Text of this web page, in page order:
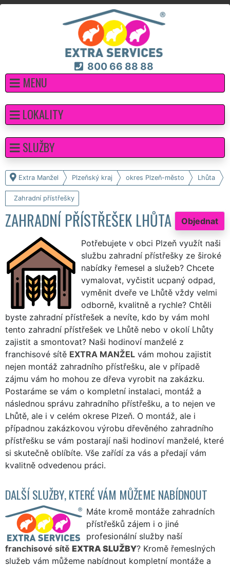
800 66 88 88
MENU
Extra Manžel Plzeňský kraj okres Plzeň-město Lhůta
Zahradní přístřešky
Objednat
ZAHRADNÍ PŘÍSTŘEŠEK LHŮTA
Potřebujete v obci Plzeň využít naši
službu zahradní přístřešky ze široké
nabídky řemesel a služeb? Chcete
vymalovat, vyčistit ucpaný odpad,
vyměnit dveře ve Lhůtě vždy velmi
odborně, kvalitně a rychle? Chtěli
byste zahradní přístřešek a nevíte, kdo by vám mohl
tento zahradní přístřešek ve Lhůtě nebo v okolí Lhůty
zajistit a smontovat? Naši hodinoví manželé z
franchisové sítě EXTRA MANŽEL vám mohou zajistit
nejen montáž zahradního přístřešku, ale v případě
zájmu vám ho mohou ze dřeva vyrobit na zakázku.
Postaráme se vám o kompletní instalaci, montáž a
následnou správu zahradního přístřešku, a to nejen ve
Lhůtě, ale i v celém okrese Plzeň. O montáž, ale i
případnou zakázkovou výrobu dřevěného zahradního
přístřešku se vám postarají naši hodinoví manželé, které
si skutečně oblíbíte. Vše zařídí za vás a předají vám
kvalitně odvedenou práci.
DALŠÍ SLUŽBY, KTERÉ VÁM MŮŽEME NABÍDNOUT
Máte kromě montáže zahradních
přístřešků zájem i o jiné
profesionální služby naší
franchisové sítě EXTRA SLUŽBY? Kromě řemeslných
služeb vám můžeme nabídnout kompletní montáže a
LOKALITY
SLUŽBY